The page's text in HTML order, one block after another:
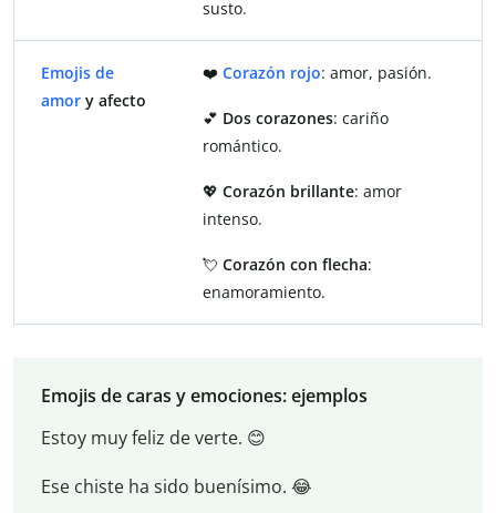
susto.
Emojis de
amor y afecto
❤️ Corazón rojo: amor, pasión.
💕 Dos corazones: cariño
romántico.
💖 Corazón brillante: amor
intenso.
💘 Corazón con flecha:
enamoramiento.
Emojis de caras y emociones: ejemplos
Estoy muy feliz de verte. 😊
Ese chiste ha sido buenísimo. 😂